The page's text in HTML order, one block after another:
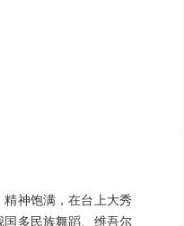
神饱满，在台上大秀
多民族舞蹈、维吾尔